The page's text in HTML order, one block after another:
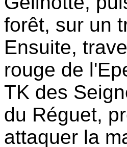
forêt, sur un
Ensuite,
rouge de
TK des
du Réguet,
attaquer la